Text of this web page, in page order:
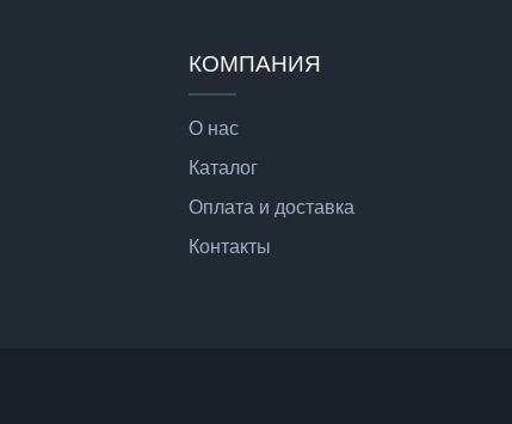
КОМПАНИЯ
О нас
Каталог
Оплата и доставка
Контакты